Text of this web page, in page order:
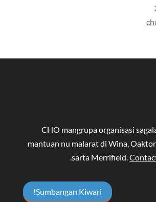
CHO mangrupa organisasi
mantuan nu malarat di Wina,
sarta Merrifield.
.
Sumbangan Kiwari!